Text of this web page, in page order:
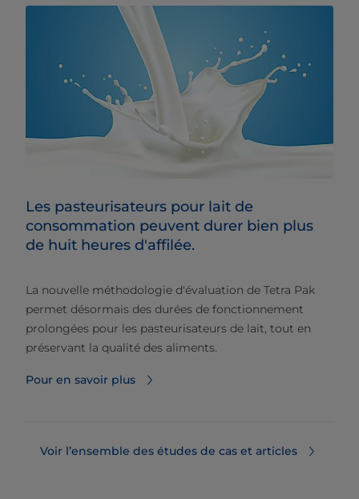
Les pasteurisateurs pour lait de
consommation peuvent durer bien plus
de huit heures d'affilée.
La nouvelle méthodologie d'évaluation de Tetra Pak
permet désormais des durées de fonctionnement
prolongées pour les pasteurisateurs de lait, tout en
préservant la qualité des aliments.
Pour en savoir plus
Voir l’ensemble des études de cas et articles